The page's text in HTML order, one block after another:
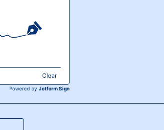
Clear
Powered by Jotform Sign